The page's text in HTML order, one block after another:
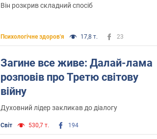
Він розкрив складний спосіб
Психологічне здоров'я 17,8 т. 23
Загине все живе: Далай-лама
розповів про Третю світову
війну
Духовний лідер закликав до діалогу
Світ 530,7 т. 194